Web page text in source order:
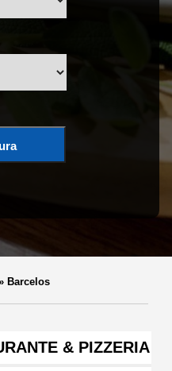
Barcelos
& PIZZERIA